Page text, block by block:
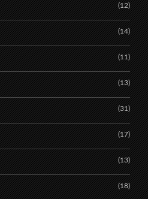
(12)
(14)
(11)
(13)
(31)
(17)
(13)
(18)